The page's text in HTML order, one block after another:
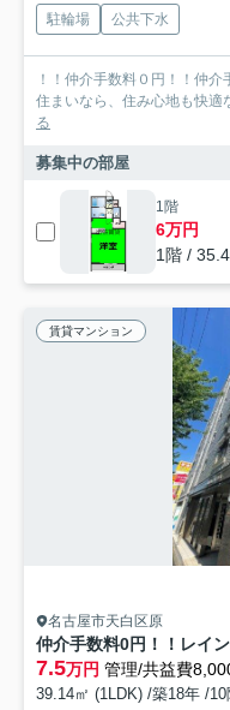
駐輪場 公共下水
！！仲介手数料０円！！仲
住まいなら、住み心地も快適
る
募集中の部屋
1階
6万円
1階 /
賃貸マンション
名古屋市天白区原
仲介手数料0円！！レイ
7.5万円 管理/共益費
39.14㎡ (1LDK) /築18年 /10